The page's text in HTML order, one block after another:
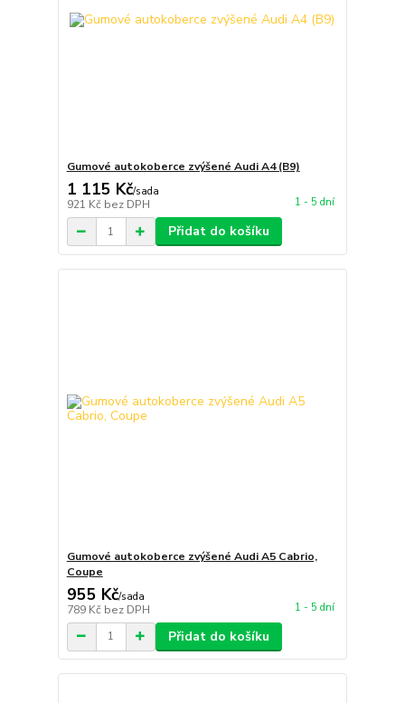
Gumové autokoberce zvýšené Audi A4 (B9)
1 115 Kč/sada
921 Kč bez DPH 1 - 5 dní
Přidat do košíku
Gumové autokoberce zvýšené Audi A5 Cabrio,
Coupe
955 Kč/sada
789 Kč bez DPH 1 - 5 dní
Přidat do košíku